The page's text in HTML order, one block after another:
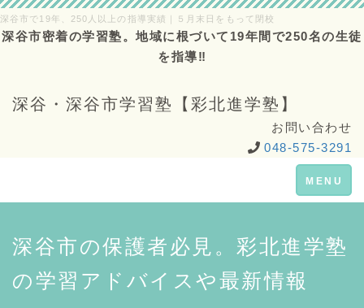
深谷市で19年、250人以上の指導実績｜５月末日をもって閉校
深谷市密着の学習塾。地域に根づいて19年間で250名の生徒
を指導‼
深谷・深谷市学習塾【彩北進学塾】
お問い合わせ
048-575-3291
Toggle
navigation
MENU
深谷市の保護者必見。彩北進学塾
の学習アドバイスや最新情報